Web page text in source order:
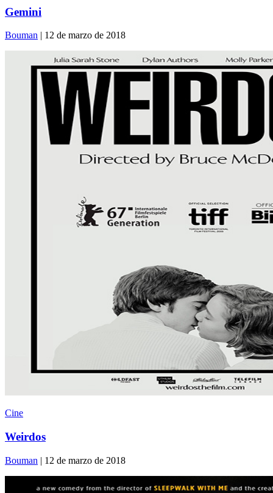
Gemini
Bouman | 12 de marzo de 2018
Cine
Weirdos
Bouman | 12 de marzo de 2018